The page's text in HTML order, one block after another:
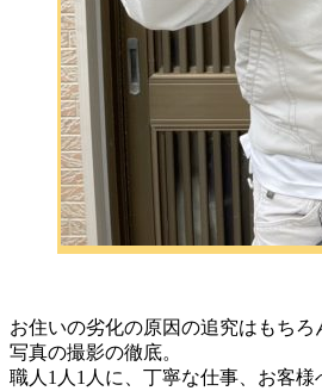
お住いの劣化の原因の追究はもち
写真の撮影の徹底。
職人1人1人に、丁寧な仕事、お客